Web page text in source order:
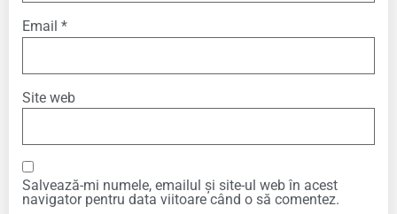
Email *
Site web
Salvează-mi numele, emailul și site-ul web în acest
navigator pentru data viitoare când o să comentez.